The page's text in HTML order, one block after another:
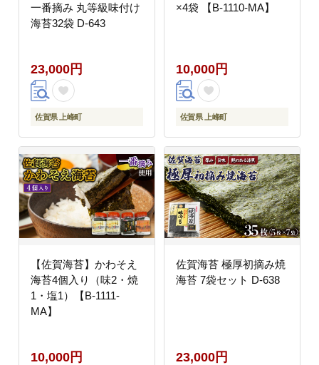
一番摘み 丸等級味付け
海苔32袋 D-643
23,000円
佐賀県 上峰町
×4袋 【B-1110-MA】
10,000円
佐賀県 上峰町
【佐賀海苔】かわそえ
海苔4個入り（味2・焼
1・塩1）【B-1111-
MA】
10,000円
佐賀海苔 極厚初摘み焼
海苔 7袋セット D-638
23,000円